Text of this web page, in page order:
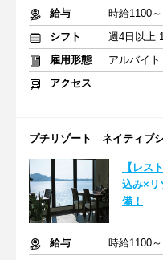
給与
時給1100
シフト
週4日以上
雇用形態
アルバイト
アクセス
プチリゾート ネイティブ
【レス
込み×リ
備！
給与
時給1100